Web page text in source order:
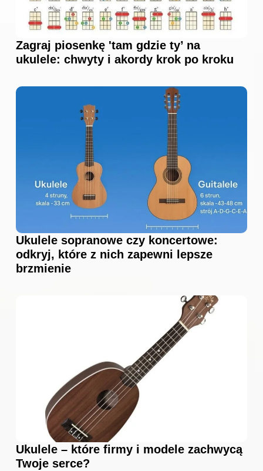
Zagraj piosenkę 'tam gdzie ty’ na
ukulele: chwyty i akordy krok po kroku
Ukulele sopranowe czy koncertowe:
odkryj, które z nich zapewni lepsze
brzmienie
Ukulele – które firmy i modele zachwycą
Twoje serce?